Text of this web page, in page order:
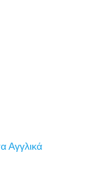
Αγγλικά